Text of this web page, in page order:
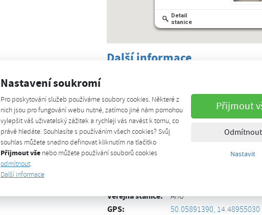
Nastavení soukromí
Pro poskytování služeb používáme soubory cookies. Některé z
nich jsou pro fungování webu nutné, zatímco jiné nám pomohou
vylepšit váš uživatelský zážitek a rychleji vás navést k tomu, co
právě hledáte. Souhlasíte s používáním všech cookies? Svůj
souhlas můžete snadno definovat kliknutím na tlačítko
Přijmout vše nebo můžete používání souborů cookies
odmítnout.
Další informace
Přijmout
Odmítnout
Nastavit
Detail
stanice
Další informace
Hotovost:
Kreditní karta:
CNG karta:
CCS:
Debetní karta:
Veřejná stanice: Ano
GPS: 50.05891390, 14.48955030